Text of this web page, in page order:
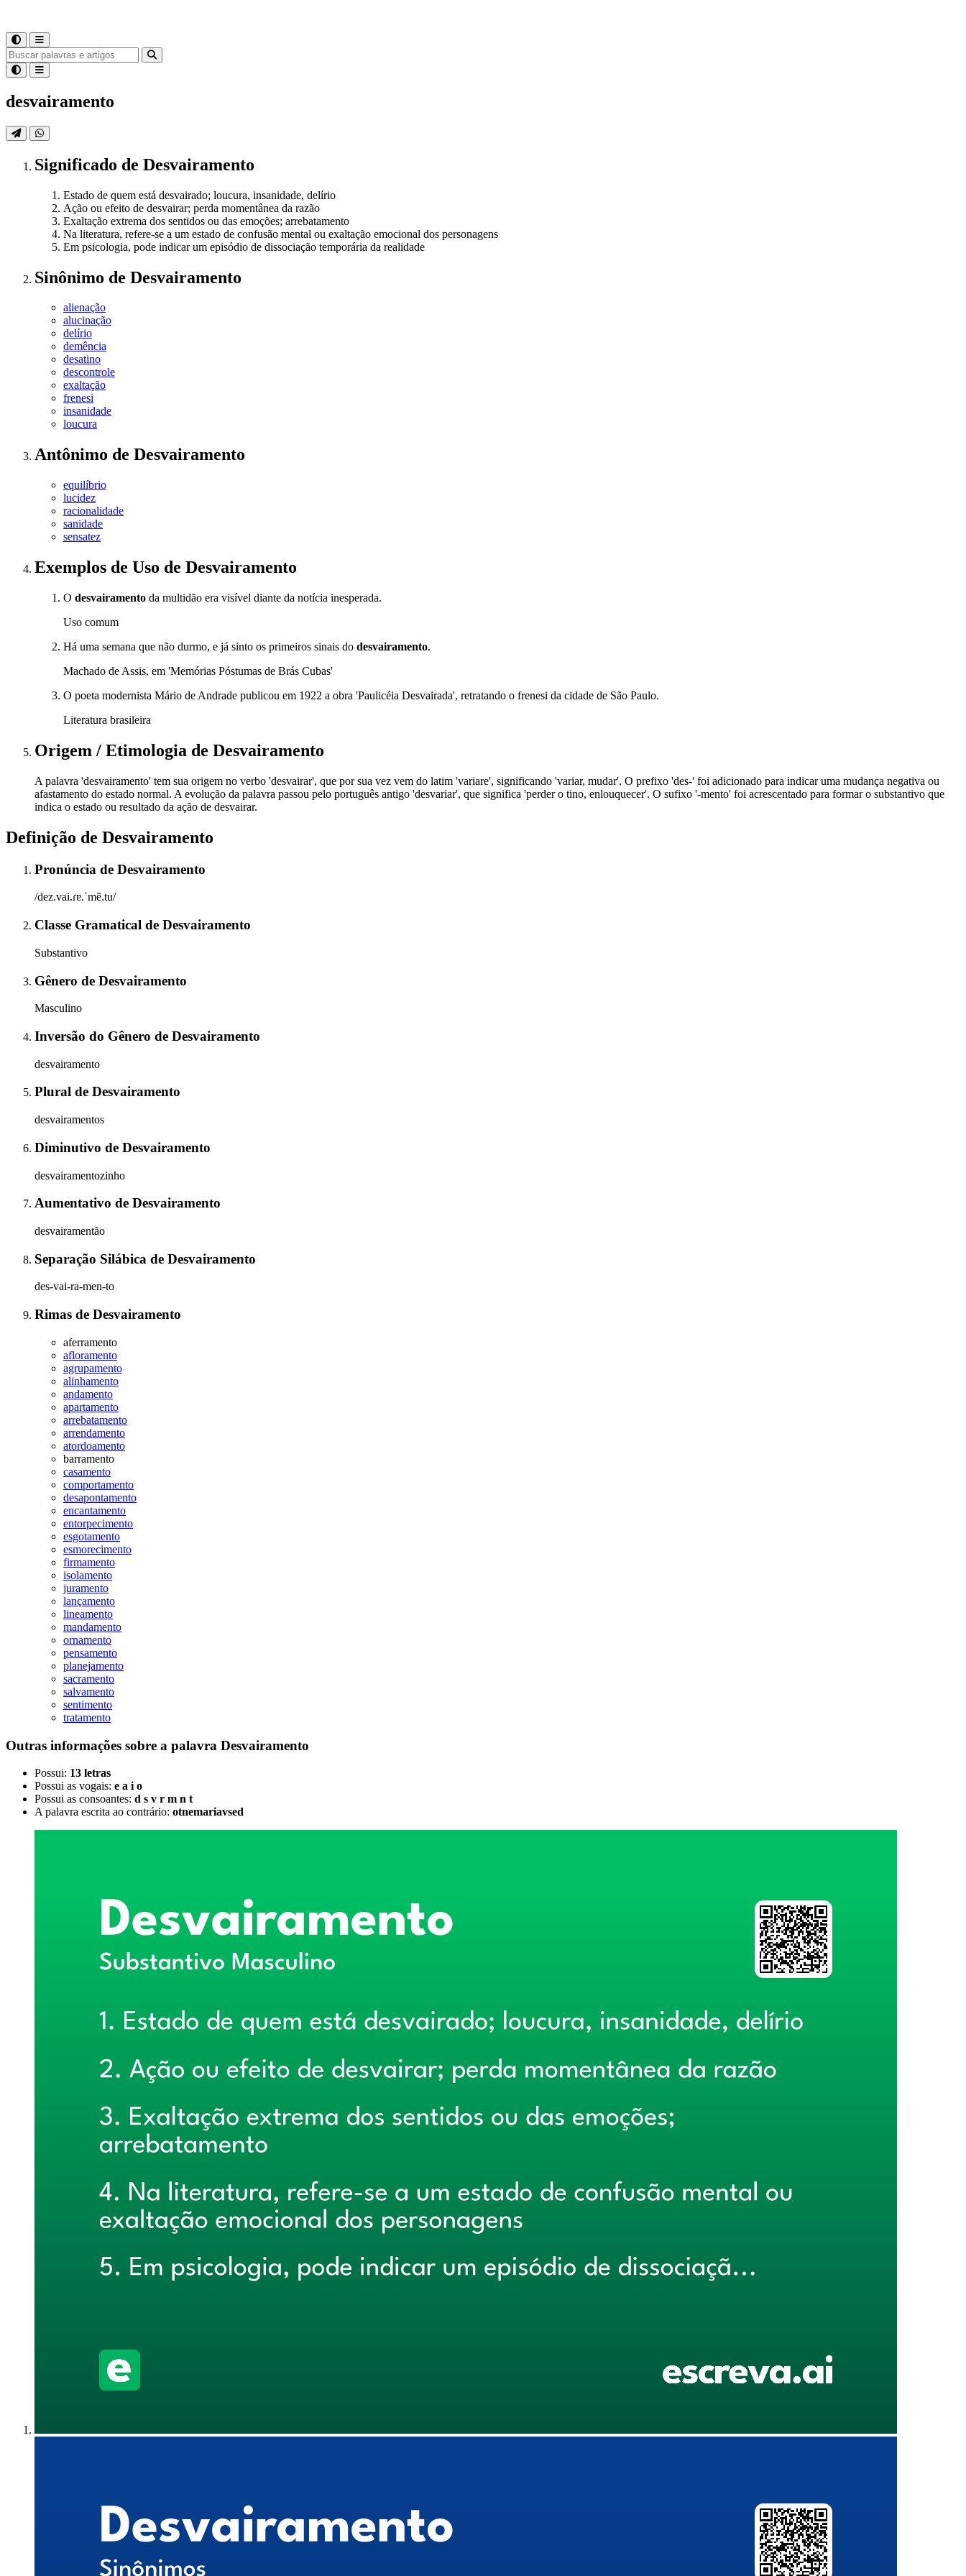
desvairamento
Significado de Desvairamento
Estado de quem está desvairado; loucura, insanidade, delírio
Ação ou efeito de desvairar; perda momentânea da razão
Exaltação extrema dos sentidos ou das emoções; arrebatamento
Na literatura, refere-se a um estado de confusão mental ou exaltação emocional dos personagens
Em psicologia, pode indicar um episódio de dissociação temporária da realidade
Sinônimo de Desvairamento
alienação
alucinação
delírio
demência
desatino
descontrole
exaltação
frenesi
insanidade
loucura
Antônimo de Desvairamento
equilíbrio
lucidez
racionalidade
sanidade
sensatez
Exemplos de Uso de Desvairamento
O desvairamento da multidão era visível diante da notícia inesperada.
Uso comum
Há uma semana que não durmo, e já sinto os primeiros sinais do desvairamento.
Machado de Assis, em 'Memórias Póstumas de Brás Cubas'
O poeta modernista Mário de Andrade publicou em 1922 a obra 'Paulicéia Desvairada', retratando o frenesi da cidade de São Paulo.
Literatura brasileira
Origem / Etimologia de Desvairamento
A palavra 'desvairamento' tem sua origem no verbo 'desvairar', que por sua vez vem do latim 'variare', significando 'variar, mudar'. O prefixo 'des-' foi adicionado para indicar uma mudança negativa ou
afastamento do estado normal. A evolução da palavra passou pelo português antigo 'desvariar', que significa 'perder o tino, enlouquecer'. O sufixo '-mento' foi acrescentado para formar o substantivo que
indica o estado ou resultado da ação de desvairar.
Definição de Desvairamento
Pronúncia de Desvairamento
/dez.vai.ɾɐ.ˈmẽ.tu/
Classe Gramatical de Desvairamento
Substantivo
Gênero de Desvairamento
Masculino
Inversão do Gênero de Desvairamento
desvairamento
Plural de Desvairamento
desvairamentos
Diminutivo de Desvairamento
desvairamentozinho
Aumentativo de Desvairamento
desvairamentão
Separação Silábica de Desvairamento
des-vai-ra-men-to
Rimas de Desvairamento
aferramento
afloramento
agrupamento
alinhamento
andamento
apartamento
arrebatamento
arrendamento
atordoamento
barramento
casamento
comportamento
desapontamento
encantamento
entorpecimento
esgotamento
esmorecimento
firmamento
isolamento
juramento
lançamento
lineamento
mandamento
ornamento
pensamento
planejamento
sacramento
salvamento
sentimento
tratamento
Outras informações sobre a palavra Desvairamento
Possui: 13 letras
Possui as vogais: e a i o
Possui as consoantes: d s v r m n t
A palavra escrita ao contrário: otnemariavsed